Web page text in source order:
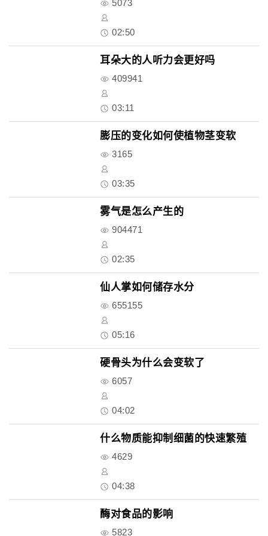
5073
02:50
耳朵大的人听力会更好吗
409941
03:11
膨压的变化如何使植物茎变软
3165
03:35
雾气是怎么产生的
904471
02:35
仙人掌如何储存水分
655155
05:16
硬骨头为什么会变软了
6057
04:02
什么物质能抑制细菌的快速繁殖
4629
04:38
酶对食品的影响
5823